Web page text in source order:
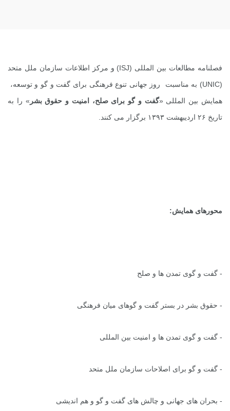
فصلنامه مطالعات بین المللی (ISJ) و مرکز اطلاعات سازمان ملل متحد
(UNIC) به مناسبت روز جهانی تنوع فرهنگی برای گفت و گو و توسعه،
همایش بین المللی «گفت و گو برای صلح، امنیت و حقوق بشر » را به
تاریخ ۲۶ اردیبهشت ۱۳۹۳ برگزار می کنند.
محورهای همایش:
- گفت و گوی تمدن ها و صلح
- حقوق بشر در بستر گفت و گوهای میان فرهنگی
- گفت و گوی تمدن ها و امنیت بین المللی
- گفت و گو برای اصلاحات سازمان ملل متحد
- بحران های جهانی و چالش های گفت و گو و هم اندیشی